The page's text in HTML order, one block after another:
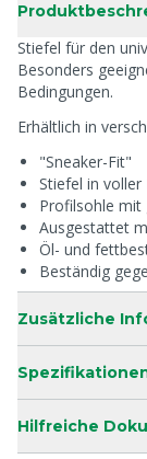
Stiefel für den
Besonders
Bedingungen.
Erhältlich in
"Sneaker-Fit"
Stiefel in voller
Profilsohle mit
Ausgestattet
Öl- und
Beständig
Zusätzliche
Hilfreiche